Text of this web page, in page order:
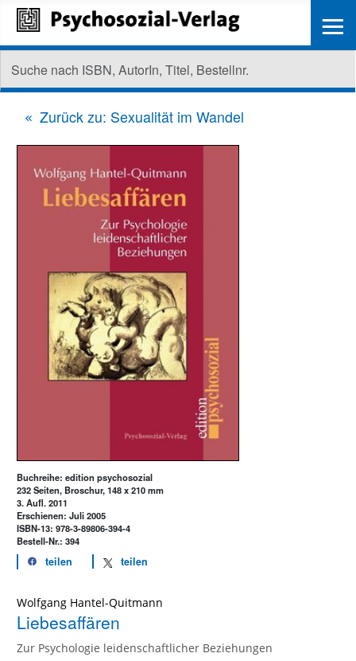
Zurück zu: Sexualität im Wandel
Buchreihe: edition psychosozial
232 Seiten, Broschur, 148 x 210 mm
3. Aufl. 2011
Erschienen: Juli 2005
ISBN-13: 978-3-89806-394-4
Bestell-Nr.: 394
teilen teilen
Wolfgang Hantel-Quitmann
Liebesaffären
Zur Psychologie leidenschaftlicher Beziehungen
≡